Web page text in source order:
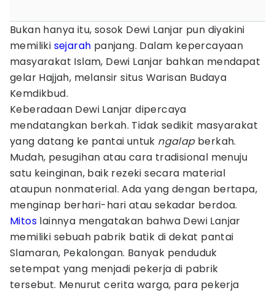
Bukan hanya itu, sosok Dewi Lanjar pun diyakini
memiliki sejarah panjang. Dalam kepercayaan
masyarakat Islam, Dewi Lanjar bahkan mendapat
gelar Hajjah, melansir situs Warisan Budaya
Kemdikbud.
Keberadaan Dewi Lanjar dipercaya
mendatangkan berkah. Tidak sedikit masyarakat
yang datang ke pantai untuk ngalapberkah.
Mudah, pesugihan atau cara tradisional menuju
satu keinginan, baik rezeki secara material
ataupun nonmaterial. Ada yang dengan bertapa,
menginap berhari-hari atau sekadar berdoa.
Mitos lainnya mengatakan bahwa Dewi Lanjar
memiliki sebuah pabrik batik di dekat pantai
Slamaran, Pekalongan. Banyak penduduk
setempat yang menjadi pekerja di pabrik
tersebut. Menurut cerita warga, para pekerja